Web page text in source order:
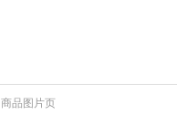
商品图片页